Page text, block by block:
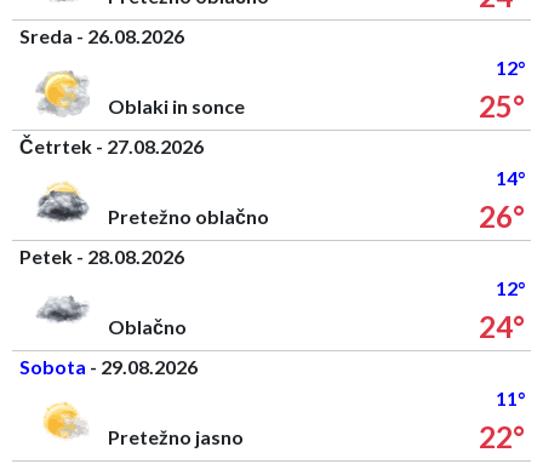
Sreda - 26.08.2026
12°
Oblaki in sonce
25°
Četrtek - 27.08.2026
14°
Pretežno oblačno
26°
Petek - 28.08.2026
12°
Oblačno
24°
Sobota - 29.08.2026
11°
Pretežno jasno
22°